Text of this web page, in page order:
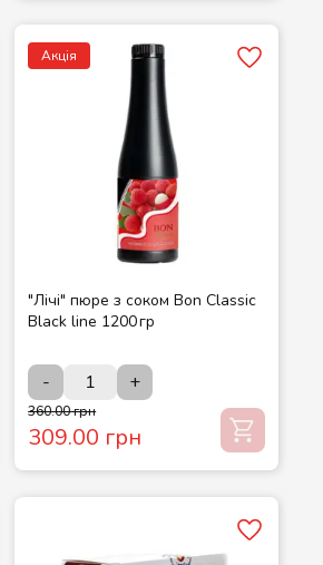
Акція
"Лічі" пюре з соком Bon Classic
Black line 1200 гр
- +
360.00 грн
309.00 грн